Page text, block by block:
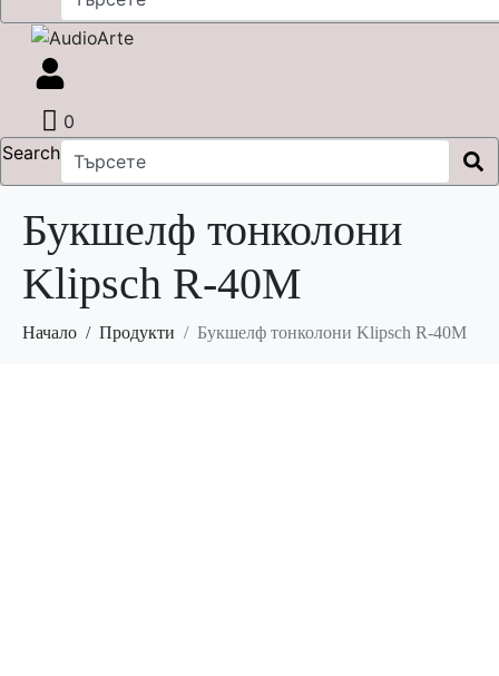
0
Search
Букшелф тонколони
Klipsch R-40M
Начало Продукти Букшелф тонколони Klipsch R-40M